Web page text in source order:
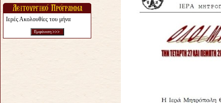
Ιερές Ακολουθίες του μήνα